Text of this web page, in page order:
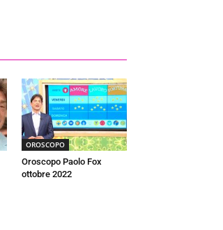
OROSCOPO
Oroscopo Paolo Fox
ottobre 2022